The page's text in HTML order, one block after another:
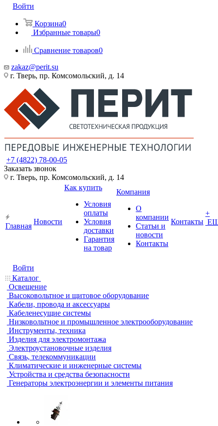
Войти
Корзина0
Избранные товары0
Сравнение товаров0
zakaz@perit.su
г. Тверь, пр. Комсомольский, д. 14
+7 (4822) 78-00-05
Заказать звонок
г. Тверь, пр. Комсомольский, д. 14
Главная
Новости
Как купить
Условия
оплаты
Условия
доставки
Гарантия
на товар
Компания
О
компании
Статьи и
новости
Контакты
Контакты
+
Войти
Каталог
Освещение
Высоковольтное и щитовое оборудование
Кабели, провода и аксессуары
Кабеленесущие системы
Низковольтное и промышленное электрооборудование
Инструменты, техника
Изделия для электромонтажа
Электроустановочные изделия
Связь, телекоммуникации
Климатические и инженерные системы
Устройства и средства безопасности
Генераторы электроэнергии и элементы питания